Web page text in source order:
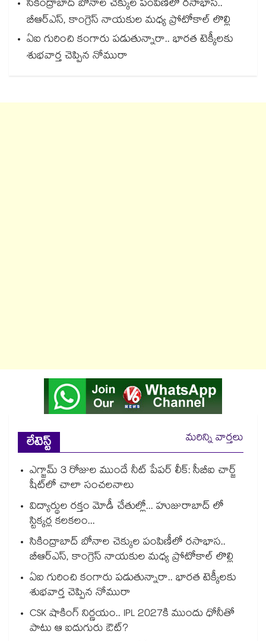
సికింద్రాబాద్ బోనాల చెక్కుల పంపిణీలో రసాభాస..
బీఆర్ఎస్, కాంగ్రెస్ నాయకుల మధ్య ప్రోటోకాల్ లొల్లి
ఏఐ గురించి కంగారు పడుతున్నారా.. భారత టెక్కీలకు
శుభవార్త చెప్పిన నోమురా
లేటెస్ట్
మరిన్ని వార్తలు
ఎగ్జామ్ 3 రోజుల ముందే నీట్ పేపర్ లీక్: సీబీఐ చార్జ్
షీట్‎లో చాలా సంచలనాలు
విద్యార్థుల రక్తం మోడీ చేతుల్లో... హుజురాబాద్ లో
స్టిక్కర్ల కలకలం...
సికింద్రాబాద్ బోనాల చెక్కుల పంపిణీలో రసాభాస..
బీఆర్ఎస్, కాంగ్రెస్ నాయకుల మధ్య ప్రోటోకాల్ లొల్లి
ఏఐ గురించి కంగారు పడుతున్నారా.. భారత టెక్కీలకు
శుభవార్త చెప్పిన నోమురా
CSK షాకింగ్ నిర్ణయం.. IPL 2027కి ముందు ధోనీతో
పాటు ఆ ఐదుగురు ఔట్?